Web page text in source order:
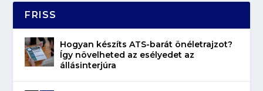
FRISS
Hogyan készíts ATS-barát önéletrajzot?
Így növelheted az esélyedet az
állásinterjúra